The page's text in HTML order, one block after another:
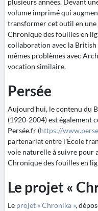
plusieurs années. Devant
volume imprimé qui
transformer cet outil en une
Chronique des fouilles en
collaboration avec la British
mêmes problèmes avec
vocation similaire.
Persée
Aujourd’hui, le contenu du
(1920-2004) est également
Persée.fr (https://
partenariat entre l’École
voie naturelle à suivre pour
Chronique des fouilles en
Le projet «
Le projet « Chronika »,